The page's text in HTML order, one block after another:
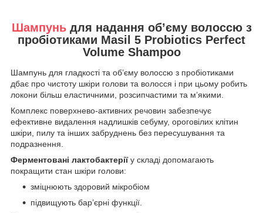
Шампуньдля надання об’єму волоссю з
пробіотиками Masil 5 Probiotics Perfect
Volume Shampoo
Шампунь для гладкості та об’єму волоссю з пробіотиками
дбає про чистоту шкіри голови та волосся і при цьому робить
локони більш еластичними, розсипчастими та м’якими.
Комплекс поверхнево-активних речовин забезпечує
ефективне видалення надлишків себуму, ороговілих клітин
шкіри, пилу та інших забруднень без пересушування та
подразнення.
Ферментовані лактобактеріїу складі допомагають
покращити стан шкіри голови:
зміцнюють здоровий мікробіом
підвищують бар’єрні функції.